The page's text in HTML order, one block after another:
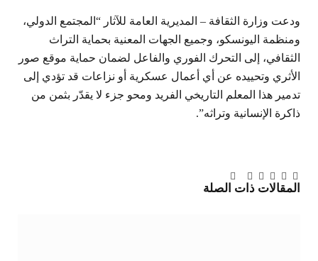
ودعت وزارة الثقافة – المديرية العامة للآثار “المجتمع الدولي،
ومنظمة اليونسكو، وجميع الجهات المعنية بحماية التراث
الثقافي، إلى التحرك الفوري والفاعل لضمان حماية موقع صور
الأثري وتحييده عن أي أعمال عسكرية أو نزاعات قد تؤدي إلى
تدمير هذا المعلم التاريخي الفريد ومحو جزء لا يقدّر بثمن من
ذاكرة الإنسانية وتراثه”.
فيسبوك
تويتربينتيريست
لينكدإن
Tumblr
تيلقرام
البريد
الإلكتروني
المقالات ذات الصلة